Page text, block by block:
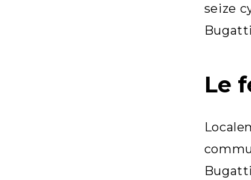
seize
Le